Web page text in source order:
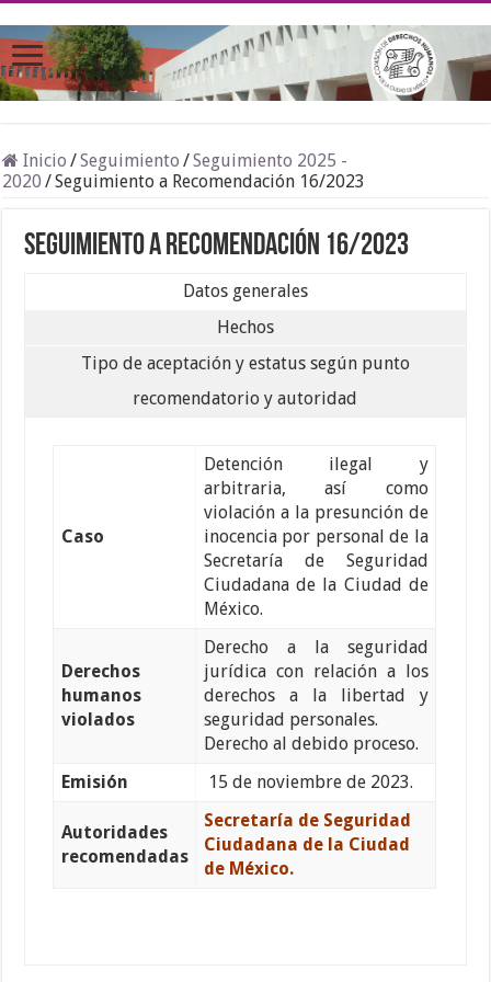
Inicio /Seguimiento /Seguimiento 2025 -
2020 /Seguimiento a Recomendación 16/2023
Seguimiento a Recomendación 16/2023
Datos generales
Hechos
Tipo de aceptación y estatus según punto
recomendatorio y autoridad
Caso
Detención ilegal y
arbitraria, así como
violación a la presunción de
inocencia por personal de la
Secretaría de Seguridad
Ciudadana de la Ciudad de
México.
Derechos
humanos
violados
Derecho a la seguridad
jurídica con relación a los
derechos a la libertad y
seguridad personales.
Derecho al debido proceso.
Emisión
15 de noviembre de 2023.
Autoridades
recomendadas
Secretaría de Seguridad
Ciudadana de la Ciudad
de México.